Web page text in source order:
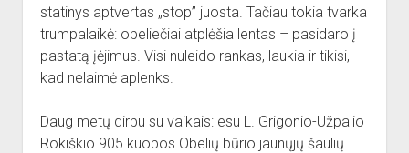
statinys aptvertas „stop” juosta. Tačiau tokia tvarka
trumpalaikė: obeliečiai atplėšia lentas – pasidaro į
pastatą įėjimus. Visi nuleido rankas, laukia ir tikisi,
kad nelaimė aplenks.
Daug metų dirbu su vaikais: esu L. Grigonio-Užpalio
Rokiškio 905 kuopos Obelių būrio jaunųjų šaulių